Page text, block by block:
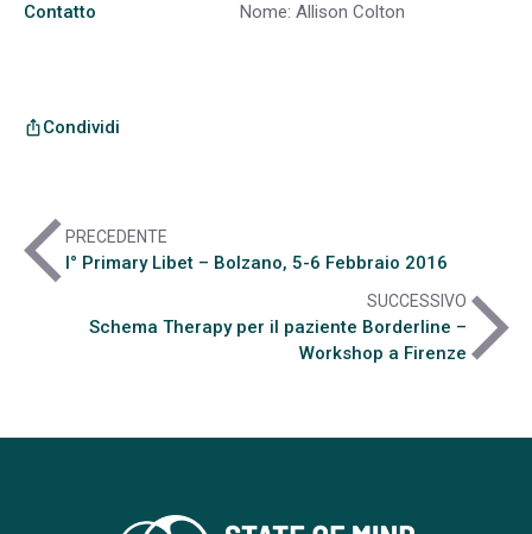
Contatto Nome: Allison Colton
ios_shareCondividi
arrow_back_iosPRECEDENTE
I° Primary Libet – Bolzano, 5-6 Febbraio 2016
SUCCESSIVO
Schema Therapy per il paziente Borderline –
Workshop a Firenzearrow_forward_ios